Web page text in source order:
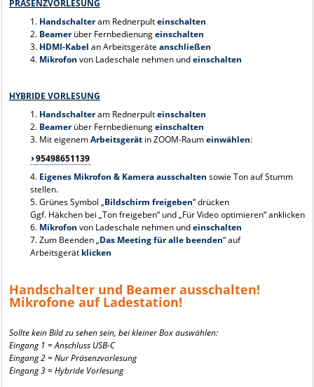
PRÄSENZVORLESUNG
1. Handschalteram Rednerpulteinschalten
2. Beamerüber Fernbedienungeinschalten
3. HDMI-Kabel an Arbeitsgeräte anschließen
4. Mikrofon von Ladeschale nehmen undeinschalten
HYBRIDE VORLESUNG
1. Handschalteram Rednerpulteinschalten
2. Beamerüber Fernbedienungeinschalten
3. Mit eigenemArbeitsgerätin ZOOM-Raumeinwählen:
95498651139
4. Eigenes Mikrofon & Kamera ausschalten sowie Ton auf Stumm
stellen.
5. Grünes Symbol „Bildschirm freigeben“ drücken
Ggf. Häkchen bei „Ton freigeben“ und „Für Video optimieren“ anklicken
6. Mikrofon von Ladeschale nehmen undeinschalten
7. Zum Beenden „Das Meeting für alle beenden“ auf
Arbeitsgerät klicken
Handschalter und Beamer ausschalten!
Mikrofone auf Ladestation!
Sollte kein Bild zu sehen sein, bei kleiner Box auswählen:
Eingang 1 = Anschluss USB-C
Eingang 2 = Nur Präsenzvorlesung
Eingang 3 = Hybride Vorlesung